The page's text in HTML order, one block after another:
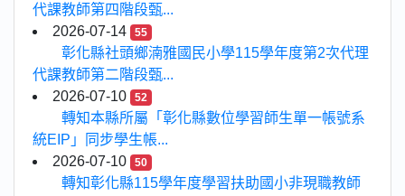
代課教師第四階段甄...
2026-07-14
55
彰化縣社頭鄉湳雅國民小學115學年度第2次代理
代課教師第二階段甄...
2026-07-10
52
轉知本縣所屬「彰化縣數位學習師生單一帳號系
統EIP」同步學生帳...
2026-07-10
50
轉知彰化縣115學年度學習扶助國小非現職教師